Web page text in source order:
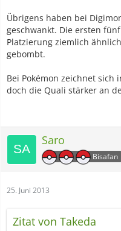
Übrigens haben bei
geschwankt. Die ersten
Platzierung ziemlich
gebombt.
Bei Pokémon zeichnet sich
doch die Quali stärker an
Saro
Bisafan
25. Juni 2013
Zitat von Takeda